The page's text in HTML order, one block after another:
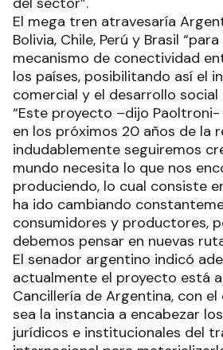
El mega tren atravesaría
Bolivia, Chile, Perú y Brasil
mecanismo de conectividad
los países, posibilitando así el
comercial y el desarrollo social
“Este proyecto –dijo Paoltroni-
en los próximos 20 años de la
indudablemente seguiremos
mundo necesita lo que nos
produciendo, lo cual consiste
ha ido cambiando
consumidores y productores,
debemos pensar en nuevas
El senador argentino indicó
actualmente el proyecto está
Cancillería de Argentina, con
sea la instancia a encabezar
jurídicos e institucionales del